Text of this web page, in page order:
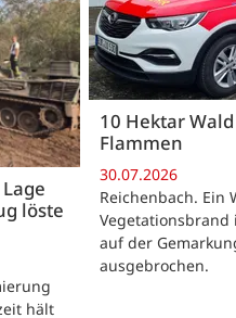
löste
hält
10 Hektar
Flammen
30.07.2026
Reichenbach. Ein
Vegetationsbrand
auf der
ausgebrochen.